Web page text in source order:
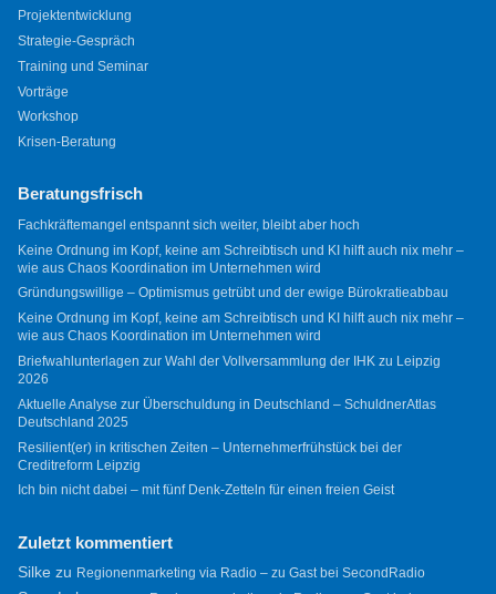
Projektentwicklung
Strategie-Gespräch
Training und Seminar
Vorträge
Workshop
Krisen-Beratung
Beratungsfrisch
Fachkräftemangel entspannt sich weiter, bleibt aber hoch
Keine Ordnung im Kopf, keine am Schreibtisch und KI hilft auch nix mehr –
wie aus Chaos Koordination im Unternehmen wird
Gründungswillige – Optimismus getrübt und der ewige Bürokratieabbau
Keine Ordnung im Kopf, keine am Schreibtisch und KI hilft auch nix mehr –
wie aus Chaos Koordination im Unternehmen wird
Briefwahlunterlagen zur Wahl der Vollversammlung der IHK zu Leipzig
2026
Aktuelle Analyse zur Überschuldung in Deutschland – SchuldnerAtlas
Deutschland 2025
Resilient(er) in kritischen Zeiten – Unternehmerfrühstück bei der
Creditreform Leipzig
Ich bin nicht dabei – mit fünf Denk-Zetteln für einen freien Geist
Zuletzt kommentiert
Silkezu Regionenmarketing via Radio – zu Gast bei SecondRadio